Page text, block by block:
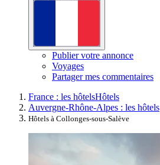
Publier votre annonce
Voyages
Partager mes commentaires
France : les hôtelsHôtels
Auvergne-Rhône-Alpes : les hôtels
Hôtels à Collonges-sous-Salève